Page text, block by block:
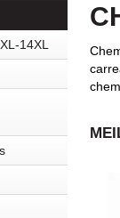
14XL